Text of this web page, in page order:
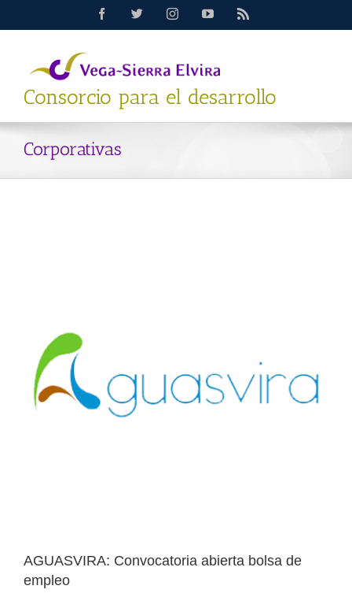
FacebookTwitterInstagramYouTubeRss
Consorcio para el desarrollo
Corporativas
AGUASVIRA: Convocatoria abierta bolsa de
empleo